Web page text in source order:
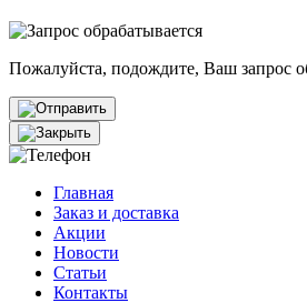
Пожалуйста, подождите, Ваш запрос
Главная
Заказ и доставка
Акции
Новости
Статьи
Контакты